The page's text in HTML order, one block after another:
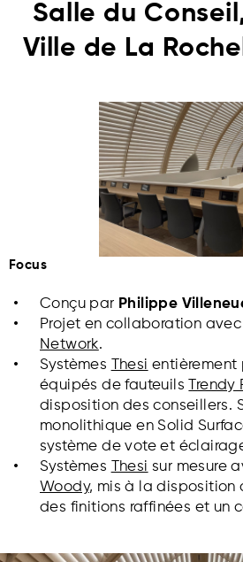
Salle du
Ville de La
Focus
Conçu par Philippe
Projet en collaboration avec
Network.
Systèmes
Thesi entièrement
équipés de fauteuils
disposition des conseillers.
monolithique en Solid
système de vote et
Systèmes
Thesi sur mesure
Woody, mis à la disposition
des finitions raffinées et un